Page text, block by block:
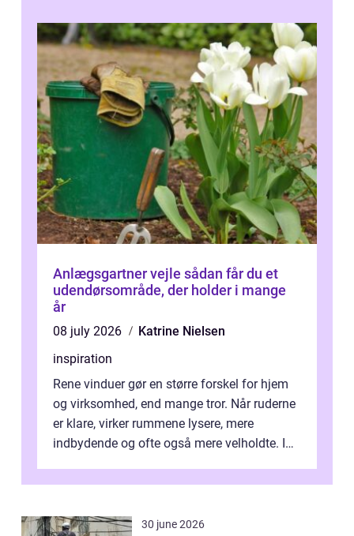
Anlægsgartner vejle sådan får du et
udendørsområde, der holder i mange
år
08 july 2026
Katrine Nielsen
inspiration
Rene vinduer gør en større forskel for hjem
og virksomhed, end mange tror. Når ruderne
er klare, virker rummene lysere, mere
indbydende og ofte også mere velholdte. I
30 june 2026